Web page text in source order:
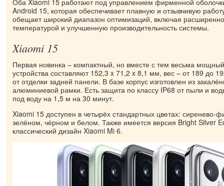
Android 15, которая обеспечивает плавную и отзывчивую
обещает широкий диапазон оптимизаций, включая
температурой и улучшенную производительность системы.
Xiaomi 15
Первая новинка – компактный, но вместе с тем весьма
устройства составляют 152,3 x 71,2 x 8,1 мм, вес – от 189 до
от отделки задней панели. В базе корпус изготовлен из
алюминиевой рамки. Есть защита по классу IP68 от пыли и
под воду на 1,5 м на 30 минут.
Xiaomi 15 доступен в четырёх стандартных цветах: сиренево-
зелёном, чёрном и белом. Также имеется версия Bright Silver
классический дизайн Xiaomi Mi 6.